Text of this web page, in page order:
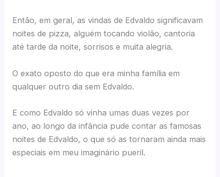
Então, em geral, as vindas de Edvaldo significavam
noites de pizza, alguém tocando violão, cantoria
até tarde da noite, sorrisos e muita alegria.
O exato oposto do que era minha família em
qualquer outro dia sem Edvaldo.
E como Edvaldo só vinha umas duas vezes por
ano, ao longo da infância pude contar as famosas
noites de Edvaldo, o que só as tornaram ainda mais
especiais em meu imaginário pueril.